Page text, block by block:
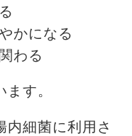
かになる
わる
す。
内細菌に利用さ